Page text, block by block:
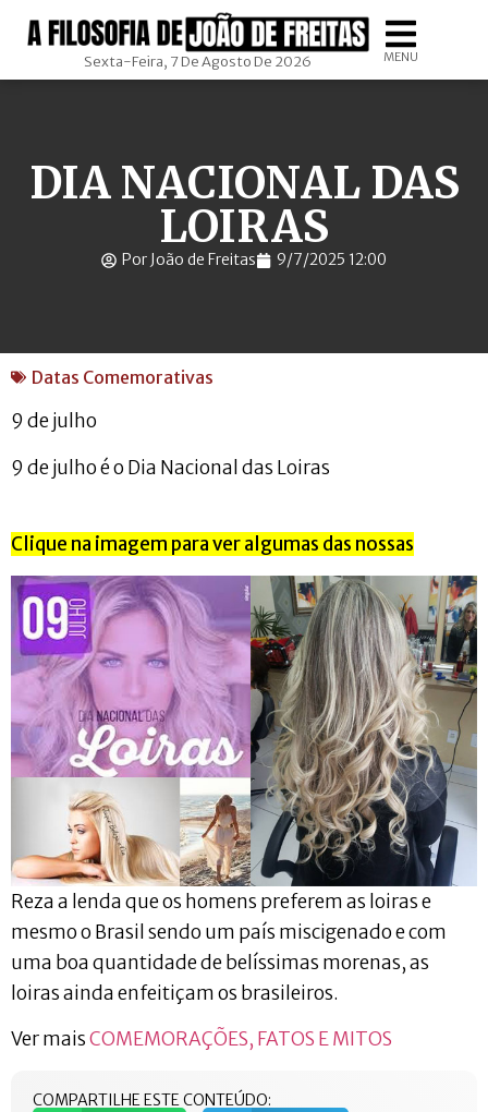
Sexta-Feira, 7 De Agosto De 2026 MENU
DIA NACIONAL DAS
LOIRAS
Por João de Freitas 9/7/2025 12:00
Datas Comemorativas
9 de julho
9 de julho é o Dia Nacional das Loiras
Clique na imagem para ver algumas das nossas
Reza a lenda que os homens preferem as loiras e
mesmo o Brasil sendo um país miscigenado e com
uma boa quantidade de belíssimas morenas, as
loiras ainda enfeitiçam os brasileiros.
Ver maisCOMEMORAÇÕES, FATOS E MITOS
COMPARTILHE ESTE CONTEÚDO: